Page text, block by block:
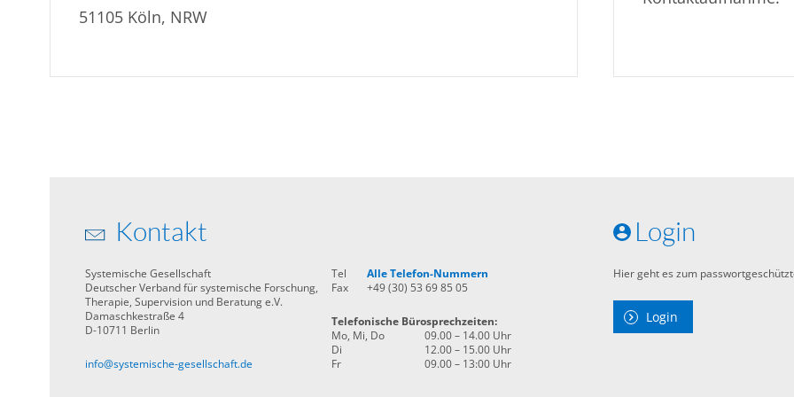
51105 Köln, NRW
Kontakt
Systemische Gesellschaft
Deutscher Verband für systemische Forschung,
Therapie, Supervision und Beratung e.V.
Damaschkestraße 4
D-10711 Berlin
info@systemische-gesellschaft.de
Tel
Alle Telefon-Nummern
Fax
+49 (30) 53 69 85 05
Telefonische Bürosprechzeiten:
Mo, Mi, Do
09.00 – 14.00 Uhr
Di
12.00 – 15.00 Uhr
Fr
09.00 – 13:00 Uhr
Login
Hier geht es zum
Login